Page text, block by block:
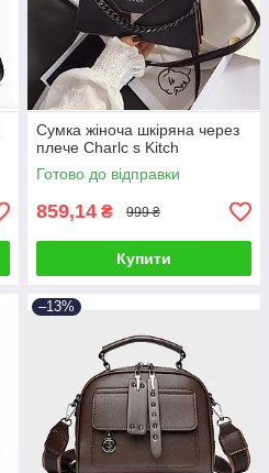
Сумка жіноча шкіряна через
плече Charlc s Kitch
Готово до відправки
859,14 ₴ 999 ₴
Купити
–13%